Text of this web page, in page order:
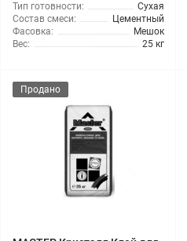
Тип готовности:
Сухая
Состав смеси:
Цементный
Фасовка:
Мешок
Вес:
25 кг
Продано